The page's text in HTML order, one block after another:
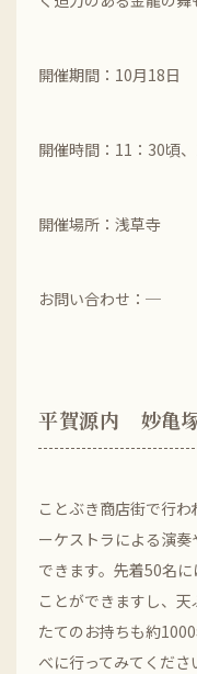
開催期間：10月18日
開催時間：11：30頃
開催場所：浅草寺
お問い合わせ：─
平賀源内 妙亀
ことぶき商店街で行
ーケストラによる演
できます。先着50名
ことができますし、
たてのお持ちも約
べに行ってみてくださ